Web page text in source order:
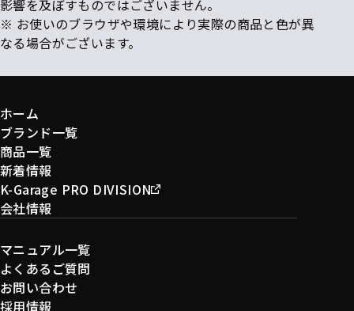
影響を及ぼすものではございません。
※ お使いのブラウザや環境により実際の商品と色が異
なる場合がございます。
ホーム
ブランド一覧
商品一覧
新着情報
K-Garage PRO DIVISION
会社情報
マニュアル一覧
よくあるご質問
お問い合わせ
採用情報